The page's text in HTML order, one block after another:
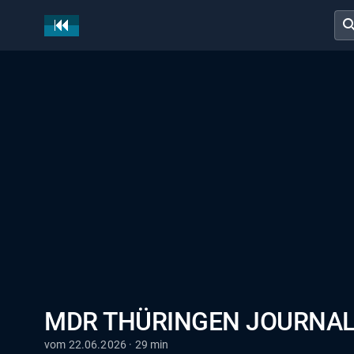
MDR THÜRINGEN
vom 22.06.2026 · 29 min